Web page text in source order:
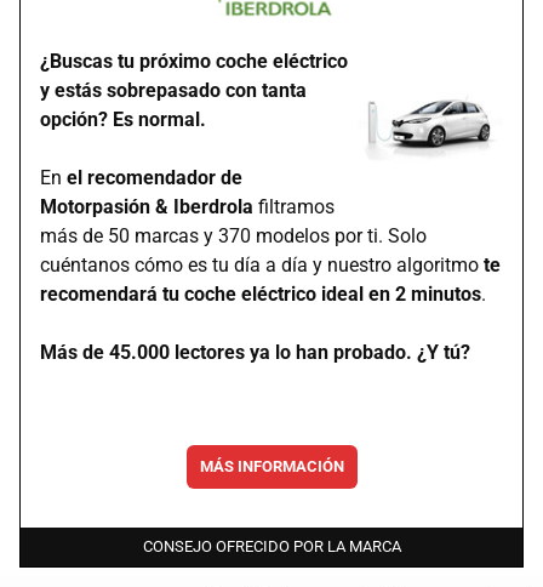
¿Buscas tu próximo coche eléctrico
y estás sobrepasado con tanta
opción? Es normal.
En el recomendador de
Motorpasión & Iberdrola filtramos
más de 50 marcas y 370 modelos por ti. Solo
cuéntanos cómo es tu día a día y nuestro algoritmo te
recomendará tu coche eléctrico ideal en 2 minutos.
Más de 45.000 lectores ya lo han probado. ¿Y tú?
MÁS INFORMACIÓN
CONSEJO OFRECIDO POR LA MARCA